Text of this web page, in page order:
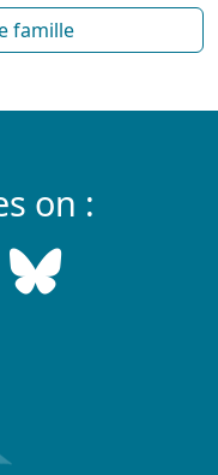
famille
on :